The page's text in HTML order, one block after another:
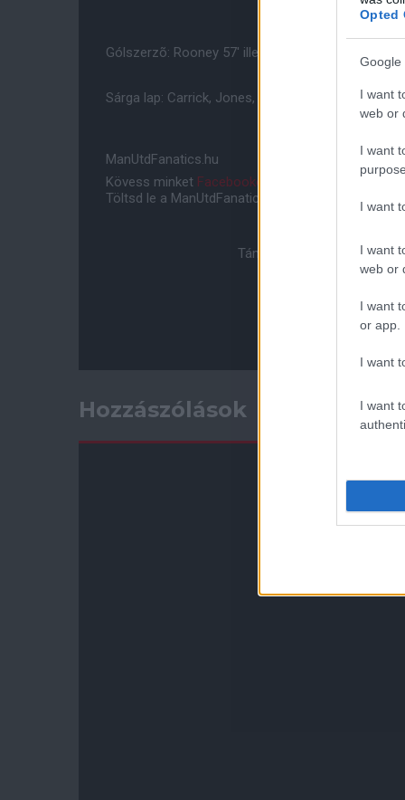
Opted
Google
I want
web or
I want
I want
I want
web or
I want
or app.
I want
I want
Gólszerzõ: Rooney 57' illetve Amalfitano 54',
Sárga lap: Carrick, Jones, Büttner illetve
ManUtdFanatics.hu
Kövess minket Facebookon és
Töltsd le a ManUtdFanatics.hu mobil applikációt
Támogasd adományoddal
Hozzászólások